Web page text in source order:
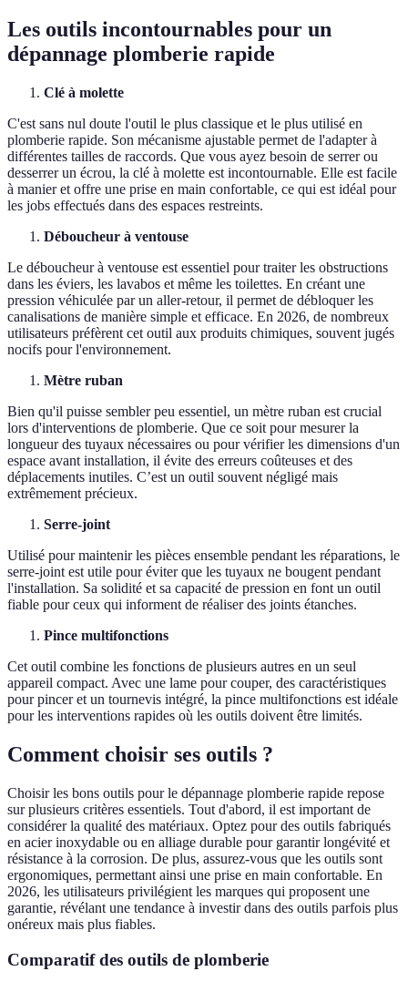
Les outils incontournables pour un
dépannage plomberie rapide
Clé à molette
C'est sans nul doute l'outil le plus classique et le plus utilisé en
plomberie rapide. Son mécanisme ajustable permet de l'adapter à
différentes tailles de raccords. Que vous ayez besoin de serrer ou
desserrer un écrou, la clé à molette est incontournable. Elle est facile
à manier et offre une prise en main confortable, ce qui est idéal pour
les jobs effectués dans des espaces restreints.
Déboucheur à ventouse
Le déboucheur à ventouse est essentiel pour traiter les obstructions
dans les éviers, les lavabos et même les toilettes. En créant une
pression véhiculée par un aller-retour, il permet de débloquer les
canalisations de manière simple et efficace. En 2026, de nombreux
utilisateurs préfèrent cet outil aux produits chimiques, souvent jugés
nocifs pour l'environnement.
Mètre ruban
Bien qu'il puisse sembler peu essentiel, un mètre ruban est crucial
lors d'interventions de plomberie. Que ce soit pour mesurer la
longueur des tuyaux nécessaires ou pour vérifier les dimensions d'un
espace avant installation, il évite des erreurs coûteuses et des
déplacements inutiles. C’est un outil souvent négligé mais
extrêmement précieux.
Serre-joint
Utilisé pour maintenir les pièces ensemble pendant les réparations, le
serre-joint est utile pour éviter que les tuyaux ne bougent pendant
l'installation. Sa solidité et sa capacité de pression en font un outil
fiable pour ceux qui informent de réaliser des joints étanches.
Pince multifonctions
Cet outil combine les fonctions de plusieurs autres en un seul
appareil compact. Avec une lame pour couper, des caractéristiques
pour pincer et un tournevis intégré, la pince multifonctions est idéale
pour les interventions rapides où les outils doivent être limités.
Comment choisir ses outils ?
Choisir les bons outils pour le dépannage plomberie rapide repose
sur plusieurs critères essentiels. Tout d'abord, il est important de
considérer la qualité des matériaux. Optez pour des outils fabriqués
en acier inoxydable ou en alliage durable pour garantir longévité et
résistance à la corrosion. De plus, assurez-vous que les outils sont
ergonomiques, permettant ainsi une prise en main confortable. En
2026, les utilisateurs privilégient les marques qui proposent une
garantie, révélant une tendance à investir dans des outils parfois plus
onéreux mais plus fiables.
Comparatif des outils de plomberie